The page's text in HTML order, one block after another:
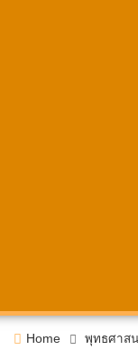
Home พุทธศาส